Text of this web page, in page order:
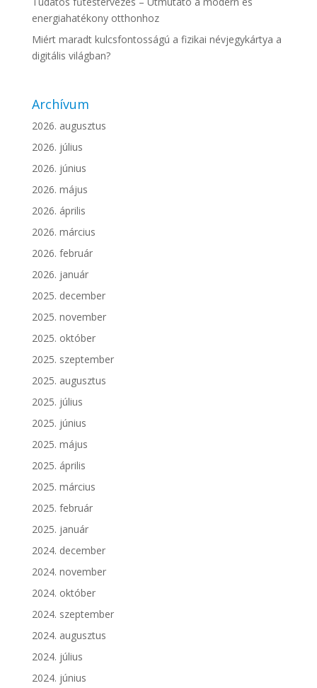
energiahatékony otthonhoz
Miért maradt kulcsfontosságú a fizikai névjegykártya a
digitális világban?
Archívum
2026. augusztus
2026. július
2026. június
2026. május
2026. április
2026. március
2026. február
2026. január
2025. december
2025. november
2025. október
2025. szeptember
2025. augusztus
2025. július
2025. június
2025. május
2025. április
2025. március
2025. február
2025. január
2024. december
2024. november
2024. október
2024. szeptember
2024. augusztus
2024. július
2024. június